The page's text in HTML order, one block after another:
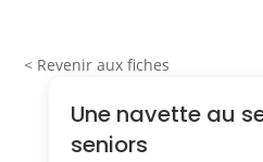
< Revenir aux fiches
Une navette au
seniors